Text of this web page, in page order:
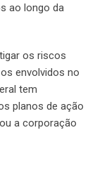
ao longo da
os riscos
envolvidos no
tem
planos de ação
a corporação